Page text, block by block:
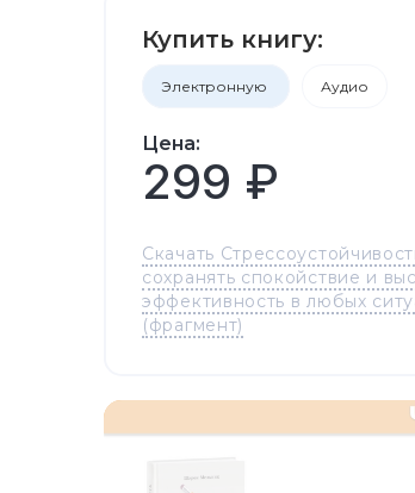
Купить книгу:
Электронную Аудио
Цена:
299 ₽
Скачать
сохранять спокойствие и
эффективность в любых
(фрагмент)